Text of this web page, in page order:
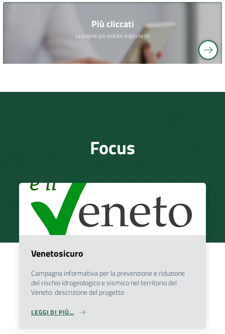
Più cliccati
Le pagine più visitate dagli utenti
Focus
Venetosicuro
Campagna informativa per la prevenzione e riduzione
del rischio idrogeologico e sismico nel territorio del
Veneto: descrizione del progetto
LEGGI DI PIÙ…